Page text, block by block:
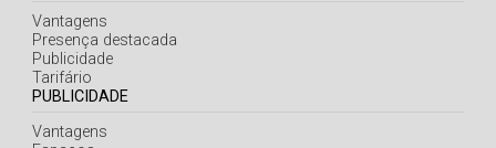
Vila Real
Viseu
Vantagens
Presença destacada
Publicidade
Tarifário
PUBLICIDADE
Vantagens